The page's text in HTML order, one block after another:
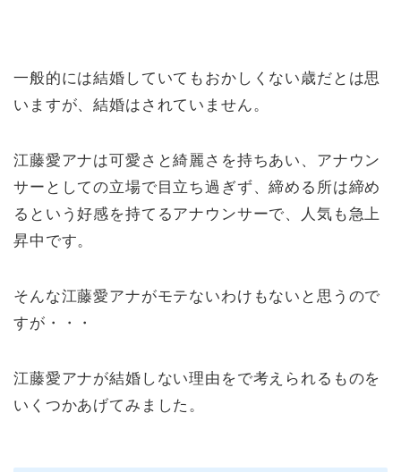
一般的には結婚していてもおかしくない歳だとは思
いますが、結婚はされていません。
江藤愛アナは可愛さと綺麗さを持ちあい、アナウン
サーとしての立場で目立ち過ぎず、締める所は締め
るという好感を持てるアナウンサーで、人気も急上
昇中です。
そんな江藤愛アナがモテないわけもないと思うので
すが・・・
江藤愛アナが結婚しない理由をで考えられるものを
いくつかあげてみました。